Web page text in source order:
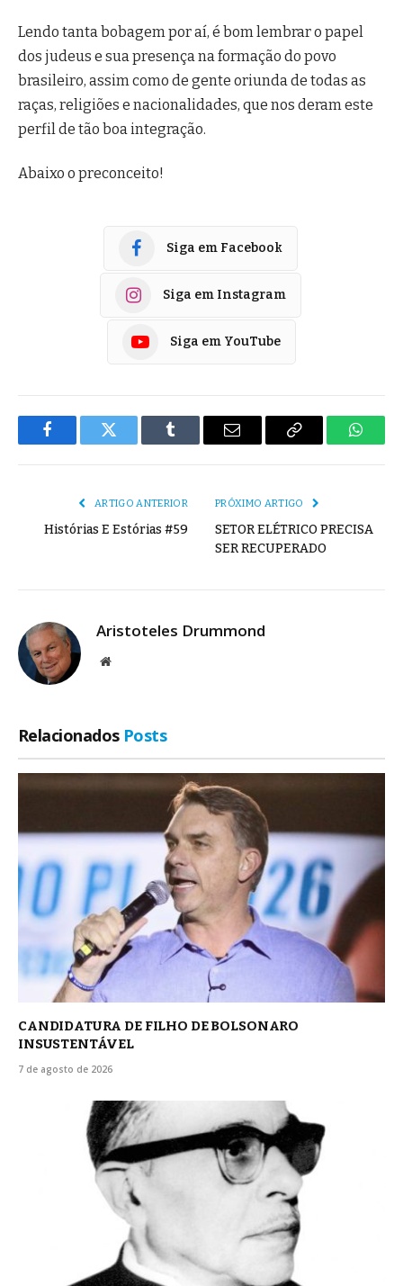
Lendo tanta bobagem por aí, é bom lembrar o papel
dos judeus e sua presença na formação do povo
brasileiro, assim como de gente oriunda de todas as
raças, religiões e nacionalidades, que nos deram este
perfil de tão boa integração.
Abaixo o preconceito!
Siga em Facebook
Siga em Instagram
Siga em YouTube
FacebookTwitter Tumblr
E-
Copiar
ARTIGO ANTERIOR
Histórias E Estórias #59
PRÓXIMO ARTIGO
SETOR ELÉTRICO PRECISA
SER RECUPERADO
Aristoteles Drummond
Site
Relacionados Posts
CANDIDATURA DE FILHO DE BOLSONARO
INSUSTENTÁVEL
7 de agosto de 2026